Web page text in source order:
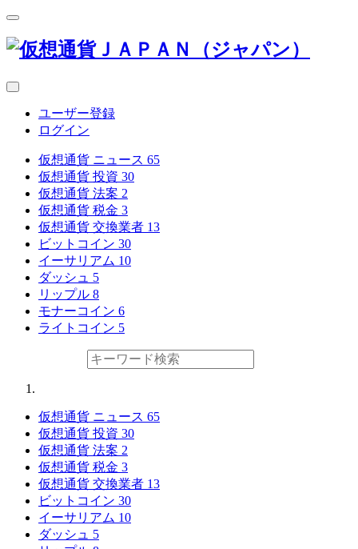
ユーザー登録
ログイン
仮想通貨 ニュース 65
仮想通貨 投資 30
仮想通貨 法案 2
仮想通貨 税金 3
仮想通貨 交換業者 13
ビットコイン 30
イーサリアム 10
ダッシュ 5
リップル 8
モナーコイン 6
ライトコイン 5
仮想通貨 ニュース 65
仮想通貨 投資 30
仮想通貨 法案 2
仮想通貨 税金 3
仮想通貨 交換業者 13
ビットコイン 30
イーサリアム 10
ダッシュ 5